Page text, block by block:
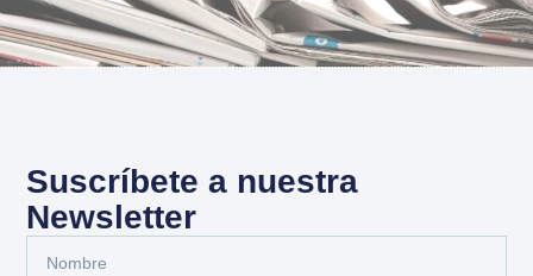
Suscríbete a nuestra
Newsletter